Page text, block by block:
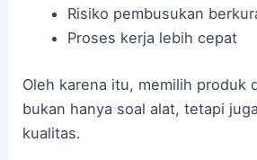
Risiko pembusukan
Proses kerja lebih cepat
Oleh karena itu, memilih produk
bukan hanya soal alat, tetapi
kualitas.